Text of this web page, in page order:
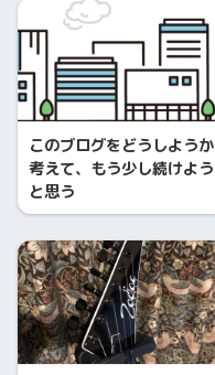
このブログをどうしようか
考えて、もう少し続けよう
と思う